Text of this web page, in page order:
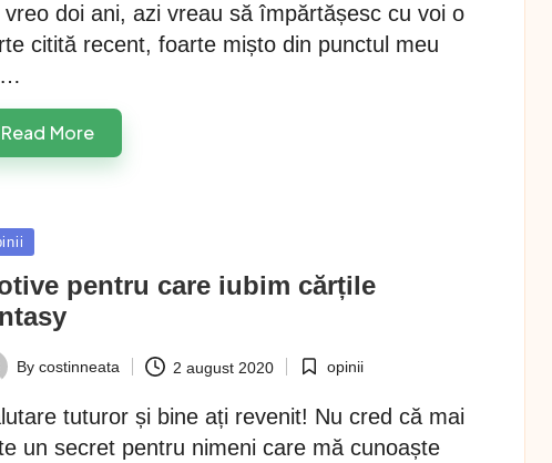
vreo doi ani, azi vreau să împărtășesc cu voi o
citită recent, foarte mișto din punctul meu
Read More
pentru care iubim cărțile
By costinneata 2 august 2020
Postedopinii
tuturor și bine ați revenit! Nu cred că mai
un secret pentru nimeni care mă cunoaște